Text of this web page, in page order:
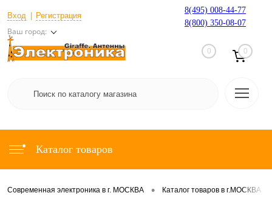
Вход Регистрация
Ваш город:
8(495) 008-44-77
8(800) 350-08-07
0 0
Каталог товаров
Современная электроника в г. МОСКВА • Каталог товаров в г.МОСКВА